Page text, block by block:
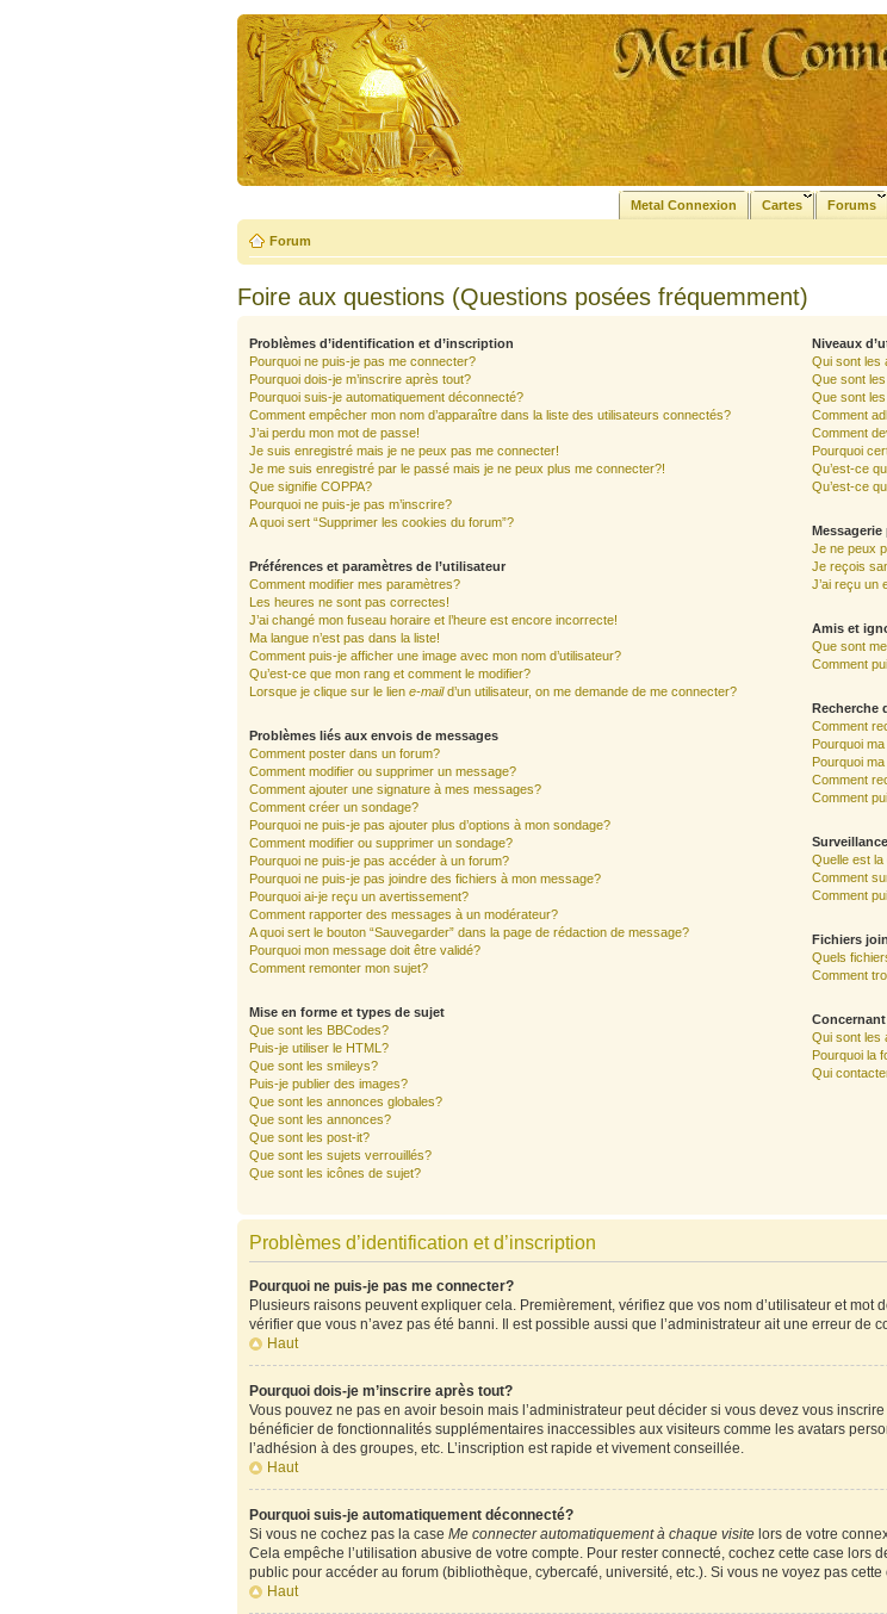
Metal Connexion Cartes Forums
Forum
Foire aux questions (Questions posées fréquemment)
Problèmes d’identification et d’inscription
Pourquoi ne puis-je pas me connecter?
Pourquoi dois-je m’inscrire après tout?
Pourquoi suis-je automatiquement déconnecté?
Comment empêcher mon nom d’apparaître dans la liste des utilisateurs connectés?
J’ai perdu mon mot de passe!
Je suis enregistré mais je ne peux pas me connecter!
Je me suis enregistré par le passé mais je ne peux plus me connecter?!
Que signifie COPPA?
Pourquoi ne puis-je pas m’inscrire?
A quoi sert “Supprimer les cookies du forum”?
Préférences et paramètres de l’utilisateur
Comment modifier mes paramètres?
Les heures ne sont pas correctes!
J’ai changé mon fuseau horaire et l’heure est encore incorrecte!
Ma langue n’est pas dans la liste!
Comment puis-je afficher une image avec mon nom d’utilisateur?
Qu’est-ce que mon rang et comment le modifier?
Lorsque je clique sur le lien e-maild’un utilisateur, on me demande de me connecter?
Problèmes liés aux envois de messages
Comment poster dans un forum?
Comment modifier ou supprimer un message?
Comment ajouter une signature à mes messages?
Comment créer un sondage?
Pourquoi ne puis-je pas ajouter plus d’options à mon sondage?
Comment modifier ou supprimer un sondage?
Pourquoi ne puis-je pas accéder à un forum?
Pourquoi ne puis-je pas joindre des fichiers à mon message?
Pourquoi ai-je reçu un avertissement?
Comment rapporter des messages à un modérateur?
A quoi sert le bouton “Sauvegarder” dans la page de rédaction de message?
Pourquoi mon message doit être validé?
Comment remonter mon sujet?
Mise en forme et types de sujet
Que sont les BBCodes?
Puis-je utiliser le HTML?
Que sont les smileys?
Puis-je publier des images?
Que sont les annonces globales?
Que sont les annonces?
Que sont les post-it?
Que sont les sujets verrouillés?
Que sont les icônes de sujet?
Niveaux
Qui sont les
Que sont
Que sont
Comment
Comment
Pourquoi
Qu’est-ce
Qu’est-ce
Messagerie
Je ne peux
Je reçois
J’ai reçu un
Amis et
Que sont
Comment
Recherche
Comment
Pourquoi
Pourquoi
Comment
Comment
Quelle est
Comment
Comment
Fichiers
Quels
Comment
Qui sont les
Pourquoi la
Qui
Problèmes d’identification et d’inscription
Pourquoi ne puis-je pas me connecter?
Plusieurs raisons peuvent expliquer cela. Premièrement, vérifiez que vos nom d’utilisateur et mot
vérifier que vous n’avez pas été banni. Il est possible aussi que l’administrateur ait une erreur de
Haut
Pourquoi dois-je m’inscrire après tout?
Vous pouvez ne pas en avoir besoin mais l’administrateur peut décider si vous devez vous
bénéficier de fonctionnalités supplémentaires inaccessibles aux visiteurs comme les avatars
l’adhésion à des groupes, etc. L’inscription est rapide et vivement conseillée.
Haut
Pourquoi suis-je automatiquement déconnecté?
Si vous ne cochez pas la case Me connecter automatiquement à chaque visitelors de votre
Cela empêche l’utilisation abusive de votre compte. Pour rester connecté, cochez cette case lors
public pour accéder au forum (bibliothèque, cybercafé, université, etc.). Si vous ne voyez pas
Haut